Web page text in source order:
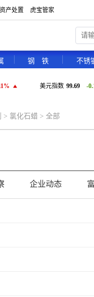
资产处置 虎宝管家
钢 铁 不锈
美元指数 99.69 -
> 氯化石蜡 > 全部
企业动态